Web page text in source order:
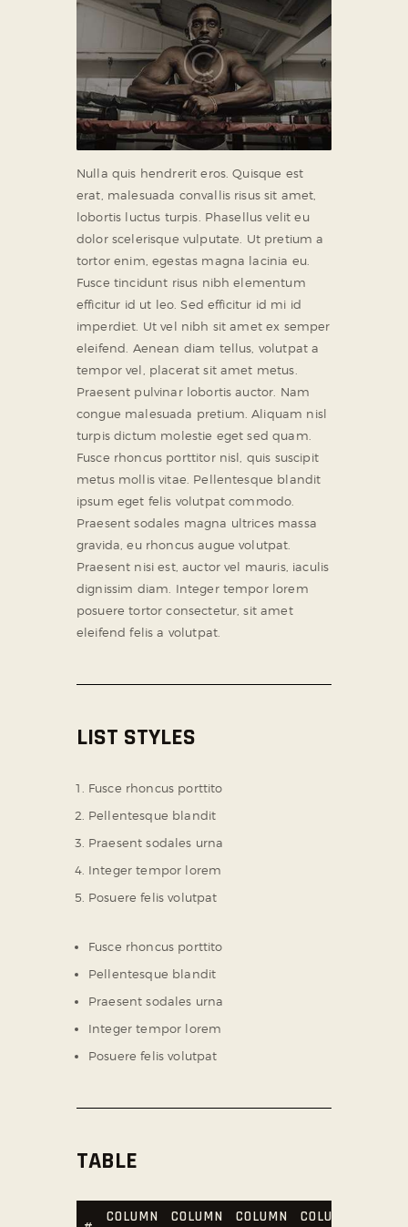
Nulla quis hendrerit eros. Quisque est
erat, malesuada convallis risus sit amet,
lobortis luctus turpis. Phasellus velit eu
dolor scelerisque vulputate. Ut pretium a
tortor enim, egestas magna lacinia eu.
Fusce tincidunt risus nibh elementum
efficitur id ut leo. Sed efficitur id mi id
imperdiet. Ut vel nibh sit amet ex semper
eleifend. Aenean diam tellus, volutpat a
tempor vel, placerat sit amet metus.
Praesent pulvinar lobortis auctor. Nam
congue malesuada pretium. Aliquam nisl
turpis dictum molestie eget sed quam.
Fusce rhoncus porttitor nisl, quis suscipit
metus mollis vitae. Pellentesque blandit
ipsum eget felis volutpat commodo.
Praesent sodales magna ultrices massa
gravida, eu rhoncus augue volutpat.
Praesent nisi est, auctor vel mauris, iaculis
dignissim diam. Integer tempor lorem
posuere tortor consectetur, sit amet
eleifend felis a volutpat.
LIST STYLES
Fusce rhoncus porttito
Pellentesque blandit
Praesent sodales urna
Integer tempor lorem
Posuere felis volutpat
Fusce rhoncus porttito
Pellentesque blandit
Praesent sodales urna
Integer tempor lorem
Posuere felis volutpat
TABLE
COLUMN COLUMN COLUMN COLUMN